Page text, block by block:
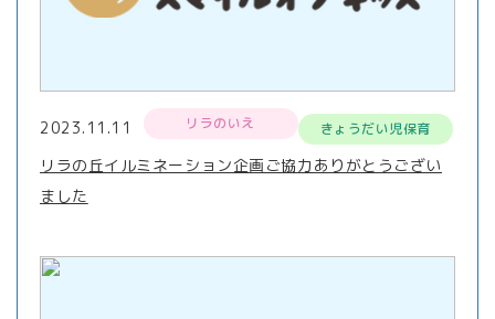
2023.11.11 リラのいえ きょうだい児保育
リラの丘イルミネーション企画ご協力ありがとうござい
ました